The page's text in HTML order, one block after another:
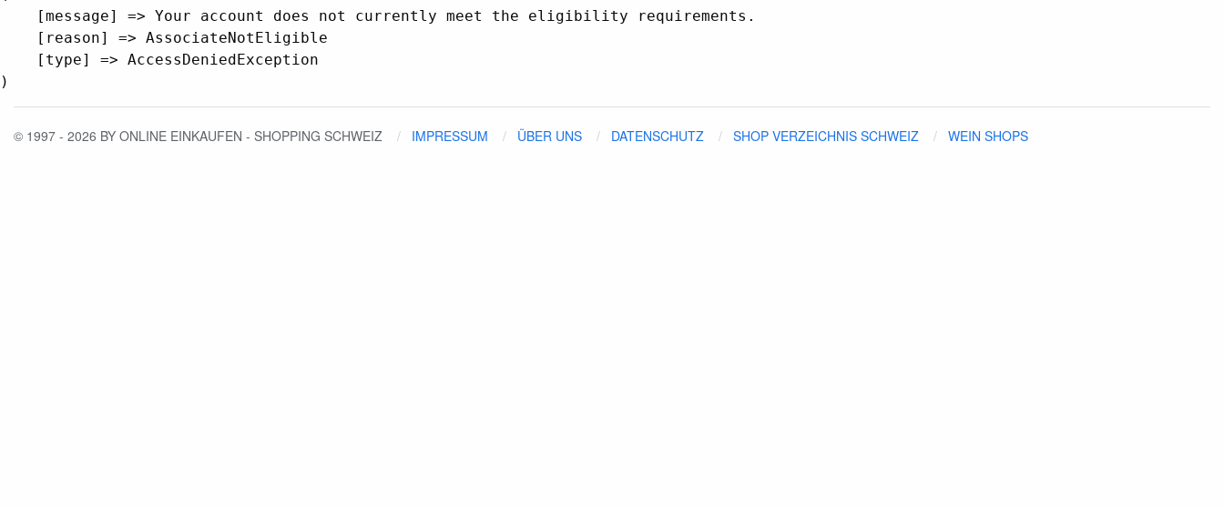
    [message] => Your account does not currently meet the eligibility requirements.
    [reason] => AssociateNotEligible
    [type] => AccessDeniedException
© 1997 - 2026 BY ONLINE EINKAUFEN - SHOPPING SCHWEIZ IMPRESSUM ÜBER UNS DATENSCHUTZ SHOP VERZEICHNIS SCHWEIZ WEIN SHOPS